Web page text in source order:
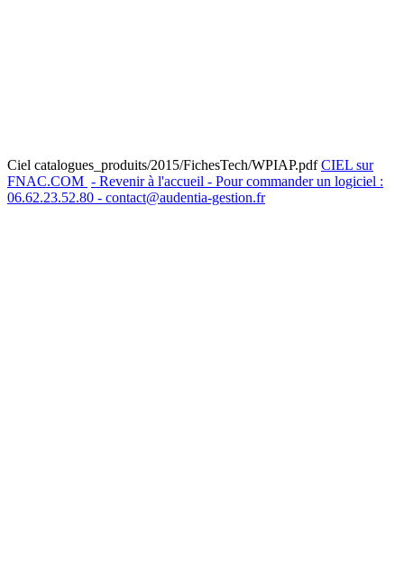
Ciel catalogues_produits/2015/FichesTech/WPIAP.pdfCIEL sur
FNAC.COM - Revenir à l'accueil - Pour commander un logiciel :
06.62.23.52.80 - contact@audentia-gestion.fr